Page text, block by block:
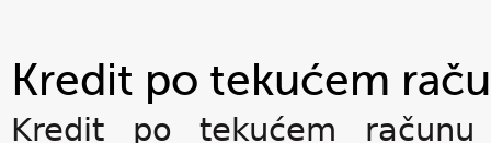
Kredit po tekućem
Kredit po tekućem